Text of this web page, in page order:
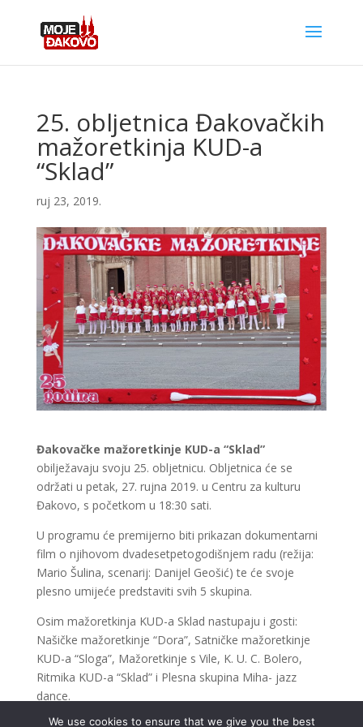
25. obljetnica Đakovačkih
mažoretkinja KUD-a
“Sklad”
ruj 23, 2019.
Đakovačke mažoretkinje KUD-a “Sklad”
obilježavaju svoju 25. obljetnicu. Obljetnica će se
održati u petak, 27. rujna 2019. u Centru za kulturu
Đakovo, s početkom u 18:30 sati.
U programu će premijerno biti prikazan dokumentarni
film o njihovom dvadesetpetogodišnjem radu (režija:
Mario Šulina, scenarij: Danijel Geošić) te će svoje
plesno umijeće predstaviti svih 5 skupina.
Osim mažoretkinja KUD-a Sklad nastupaju i gosti:
Našičke mažoretkinje “Dora”, Satničke mažoretkinje
KUD-a “Sloga”, Mažoretkinje s Vile, K. U. C. Bolero,
Ritmika KUD-a “Sklad” i Plesna skupina Miha- jazz
dance.
We use cookies to ensure that we give you the best